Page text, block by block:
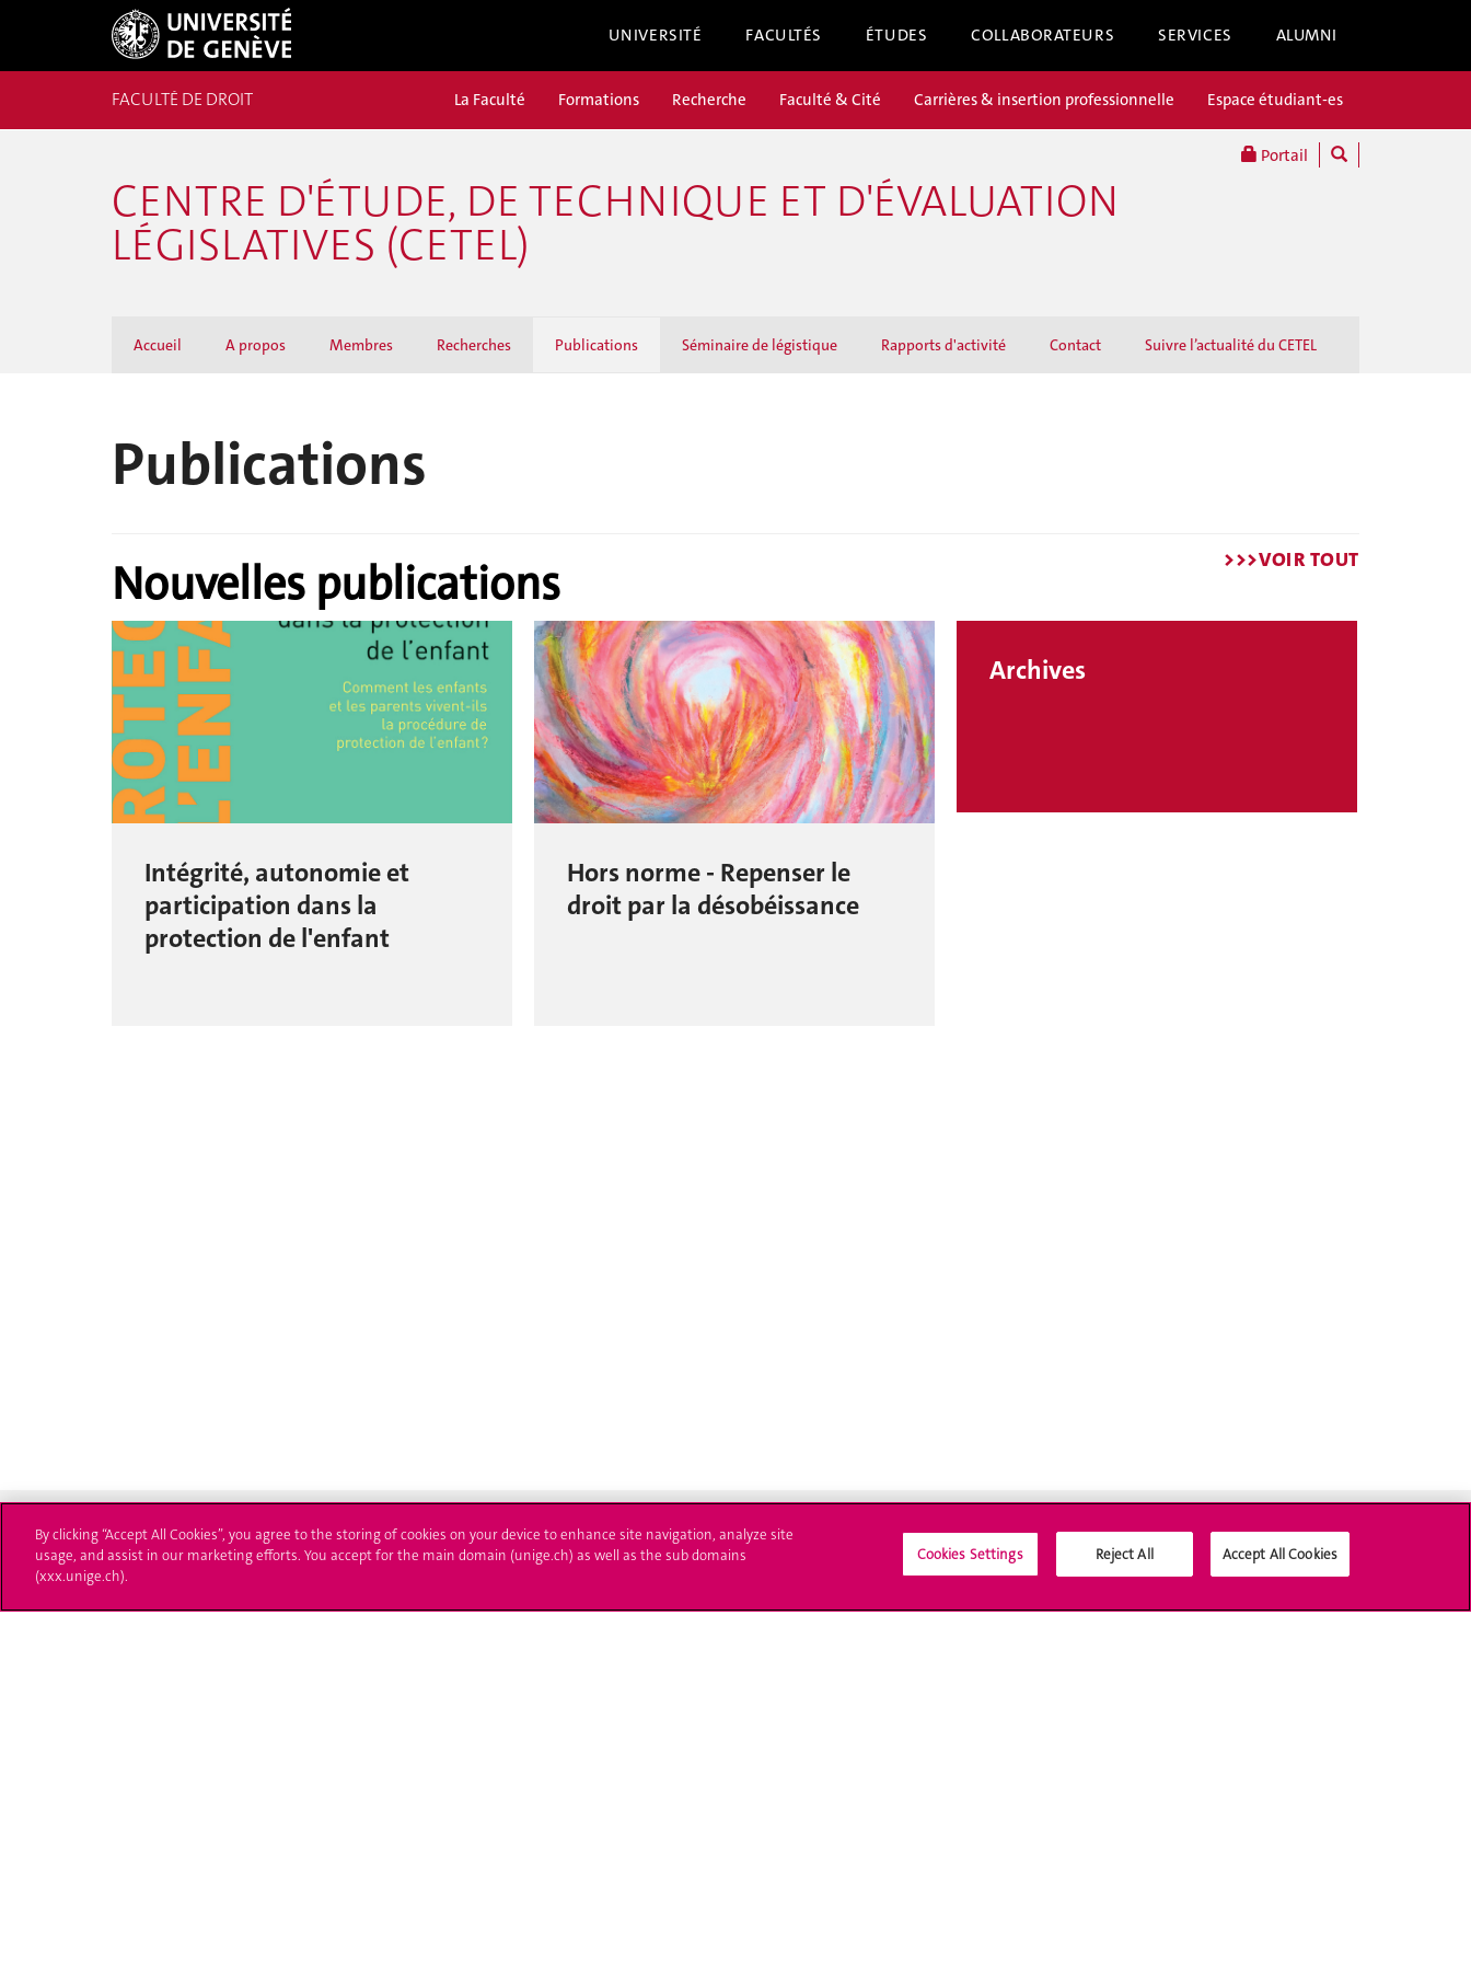
UNIVERSITÉ FACULTÉS ÉTUDES COLLABORATEURS SERVICES ALUMNI
Portail
FACULTÉ DE DROIT La Faculté Formations Recherche Faculté & Cité Carrières & insertion professionnelle Espace étudiant-es
CENTRE D'ÉTUDE, DE TECHNIQUE ET D'ÉVALUATION
LÉGISLATIVES (CETEL)
Accueil A propos Membres Recherches Publications Séminaire de légistique Rapports d'activité Contact Suivre l’actualité du CETEL
Publications
Nouvelles publications >>>VOIR TOUT
Intégrité, autonomie et
participation dans la
protection de l'enfant
Hors norme - Repenser le
droit par la désobéissance
Archives
Université de Genève S'inscrire à l'UNIGE L'UNIGE vous informe Médias sociaux UNIGE
By clicking “Accept All Cookies”, you agree to the storing of cookies on your device to enhance site navigation, analyze site
usage, and assist in our marketing efforts. You accept for the main domain (unige.ch) as well as the sub domains
(xxx.unige.ch).
Cookies Settings Reject All Accept All Cookies